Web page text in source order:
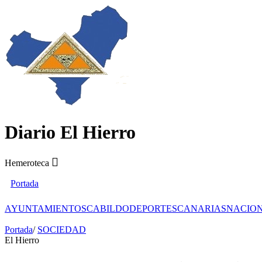
Diario El Hierro
Hemeroteca
Portada
AYUNTAMIENTOSCABILDODEPORTESCANARIAS
Portada/ SOCIEDAD
El Hierro